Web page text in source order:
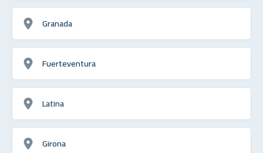
Granada
Fuerteventura
Latina
Girona